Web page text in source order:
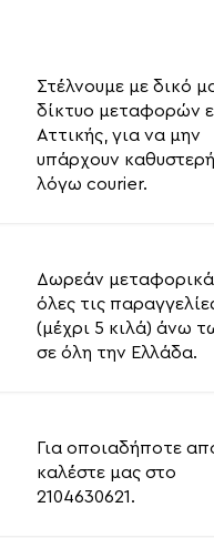
Στέλνουμε με δικό
δίκτυο μεταφορών
Αττικής, για να μην
υπάρχουν
λόγω courier.
Δωρεάν μεταφορικά
όλες τις
(μέχρι 5 κιλά) άνω
σε όλη την Ελλάδα.
Για οποιαδήποτε
καλέστε μας στο
2104630621.